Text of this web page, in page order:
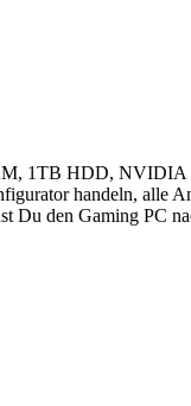
1TB HDD,
handeln, alle
Du den Gaming PC